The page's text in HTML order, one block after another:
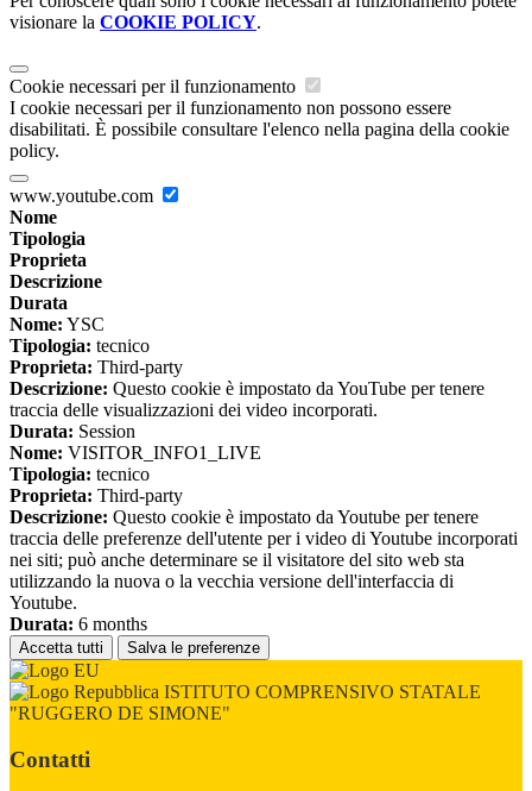
visionare la COOKIE POLICY.
Cookie necessari per il funzionamento
I cookie necessari per il funzionamento non possono essere
disabilitati. È possibile consultare l'elenco nella pagina della cookie
policy.
www.youtube.com
Nome
Tipologia
Proprieta
Descrizione
Durata
Nome: YSC
Tipologia: tecnico
Proprieta: Third-party
Descrizione: Questo cookie è impostato da YouTube per tenere
traccia delle visualizzazioni dei video incorporati.
Durata: Session
Nome: VISITOR_INFO1_LIVE
Tipologia: tecnico
Proprieta: Third-party
Descrizione: Questo cookie è impostato da Youtube per tenere
traccia delle preferenze dell'utente per i video di Youtube incorporati
nei siti; può anche determinare se il visitatore del sito web sta
utilizzando la nuova o la vecchia versione dell'interfaccia di
Youtube.
Durata: 6 months
Accetta tutti Salva le preferenze
ISTITUTO COMPRENSIVO STATALE
"RUGGERO DE SIMONE"
Contatti